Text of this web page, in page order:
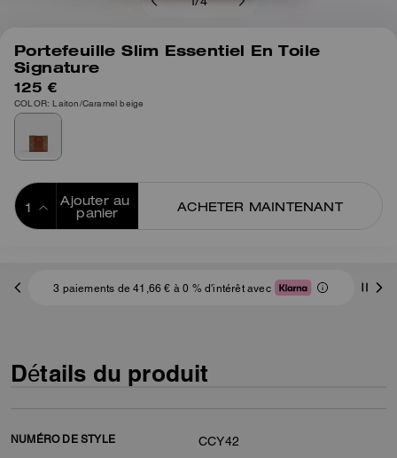
/4
Portefeuille Slim Essentiel En Toile
Signature
125 €
COLOR: Laiton/Caramel beige
Ajouter au
panier
ACHETER MAINTENANT
3 paiements de 41,66 € à 0 % d'intérêt avec
Détails du produit
NUMÉRO DE STYLE CCY42